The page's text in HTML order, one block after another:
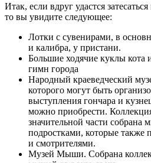
Итак, если вдруг удастся
то вы увидите следующее:
Лотки с сувенирами, в
и калибра, у пристани.
Большие ходячие куклы
гимн города
Народный краеведческий
которого могут быть
выступления гончара и
можно приобрести.
значительной части
подростками, которые также
и смотрителями.
Музей Мыши. Собрана